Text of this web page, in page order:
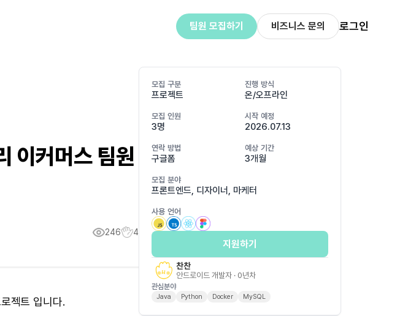
팀원 모집하기 비즈니스 문의 로그인
이커머스 팀원
246 4
젝트 입니다.
모집 구분
프로젝트
진행 방식
온/오프라인
모집 인원
3명
시작 예정
2026.07.13
연락 방법
구글폼
예상 기간
3개월
모집 분야
프론트엔드, 디자이너, 마케터
사용 언어
지원하기
찬찬
안드로이드 개발자 · 0년차
관심분야
Java Python Docker MySQL